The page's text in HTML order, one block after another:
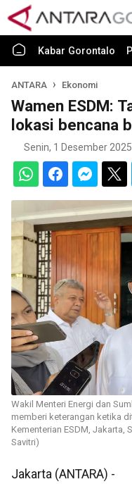
Kabar Gorontalo
ANTARA Ekonomi
Wamen ESDM:
lokasi bencana
Senin, 1 Desember
Wakil Menteri Energi dan
memberi keterangan ketika
Kementerian ESDM, Jakarta,
Savitri)
Jakarta (ANTARA) -